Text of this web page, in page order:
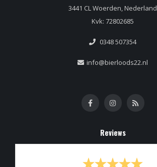
3441 CL Woerden, Nederland
Kvk: 72802685
0348 507354
info@bierloods22.nl
Reviews